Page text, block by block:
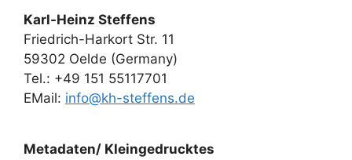
Karl-Heinz Steffens
Friedrich-Harkort Str. 11
59302 Oelde (Germany)
Tel.: +49 151 55117701
EMail: info@kh-steffens.de
Metadaten/ Kleingedrucktes